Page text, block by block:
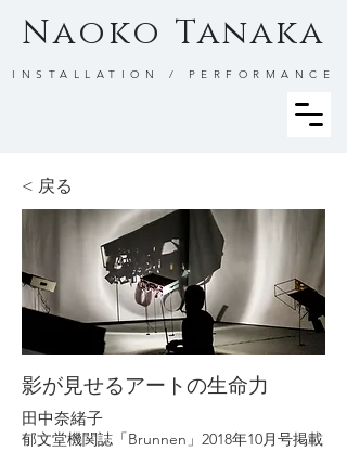
Naoko Tanaka
INSTALLATION / PERFORMANCE
< 戻る
影が見せるアートの生命力
田中奈緒子
郁文堂機関誌「Brunnen」2018年10月号掲載